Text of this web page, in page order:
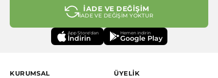
İADE VE DEĞİŞİM
İADE VE DEĞİŞİM YOKTUR
App Store'dan
İndirin
Hemen indirin
Google Play
KURUMSAL ÜYELİK